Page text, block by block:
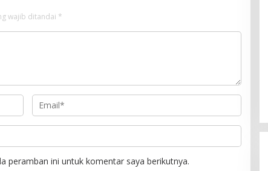
wajib ditandai *
peramban ini untuk komentar saya berikutnya.